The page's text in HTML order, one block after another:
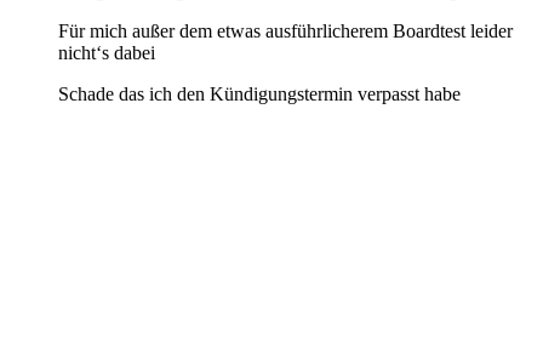
Für mich außer dem etwas ausführlicherem Boardtest leider
nicht‘s dabei
Schade das ich den Kündigungstermin verpasst habe